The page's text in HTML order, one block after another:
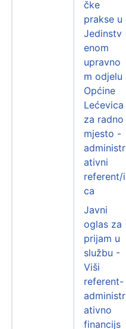
čke
prakse u
Jedinstv
enom
upravno
m odjelu
Općine
Lećevica
za radno
mjesto -
administr
ativni
referent/i
ca
Javni
oglas za
prijam u
službu -
Viši
referent-
administr
ativno
financijs